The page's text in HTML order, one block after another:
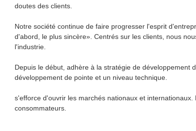
doutes des clients.
Notre société continue de faire progresser l'esprit
d'abord, le plus sincère». Centrés sur les clients, nous
l'industrie.
Depuis le début, adhère à la stratégie de développement
développement de pointe et un niveau technique.
s'efforce d'ouvrir les marchés nationaux et
consommateurs.